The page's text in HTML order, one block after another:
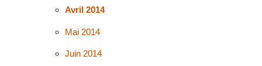
Avril 2014
Mai 2014
Juin 2014